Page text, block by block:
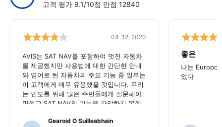
고객 평가 9.1/10점 만점 12840
04-12-2020
AVIS는 SAT NAV를 포함하여 멋진 자동차
를 제공했지만 사용법에 대한 간단한 안내
와 영어로 된 자동차의 주요 기능 중 일부는
이 고객에게 매우 유용했을 것입니다. 우리
는 인도를 위해 많은 주민들에게 질문해야
만했고 SAT NAV의 기능을 파악하지 못했
Gearoid O Suilleabhain
좋은
나는
었다